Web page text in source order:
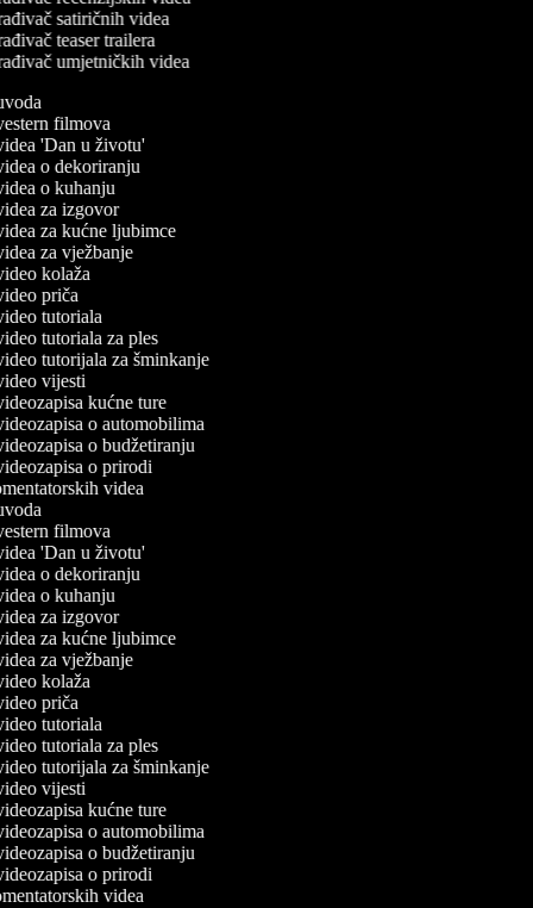
satiričnih videa
teaser trailera
umjetničkih videa
filmova
'Dan u životu'
o dekoriranju
o kuhanju
za izgovor
za kućne ljubimce
za vježbanje
kolaža
priča
tutoriala
tutoriala za ples
tutorijala za šminkanje
vijesti
kućne ture
o automobilima
o budžetiranju
o prirodi
videa
filmova
'Dan u životu'
o dekoriranju
o kuhanju
za izgovor
za kućne ljubimce
za vježbanje
kolaža
priča
tutoriala
tutoriala za ples
tutorijala za šminkanje
vijesti
kućne ture
o automobilima
o budžetiranju
o prirodi
videa